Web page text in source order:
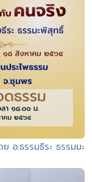
อ.ธรรมธีระ ธรรมมะ